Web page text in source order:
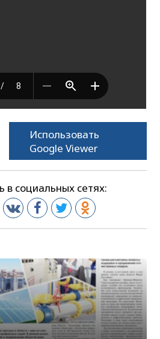
Использовать
Google Viewer
в социальных сетях: